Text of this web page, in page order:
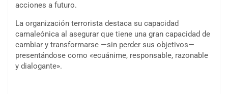
acciones a futuro.
La organización terrorista destaca su capacidad
camaleónica al asegurar que tiene una gran capacidad de
cambiar y transformarse —sin perder sus objetivos—
presentándose como «ecuánime, responsable, razonable
y dialogante».